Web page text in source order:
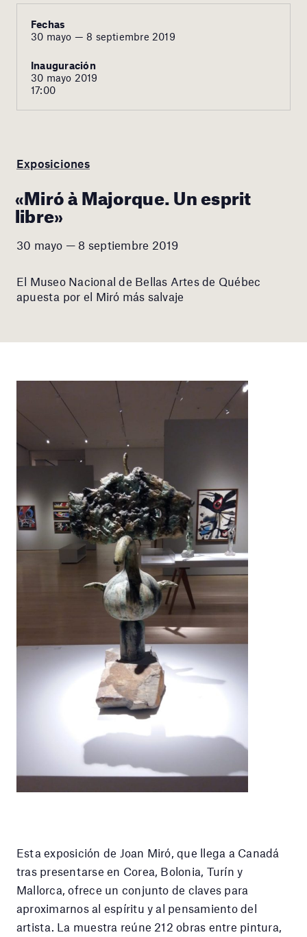
Fechas
30 mayo — 8 septiembre 2019
Inauguración
30 mayo 2019
17:00
Exposiciones
«Miró à Majorque. Un esprit
libre»
30 mayo — 8 septiembre 2019
El Museo Nacional de Bellas Artes de Québec
apuesta por el Miró más salvaje
Esta exposición de Joan Miró, que llega a Canadá
tras presentarse en Corea, Bolonia, Turín y
Mallorca, ofrece un conjunto de claves para
aproximarnos al espíritu y al pensamiento del
artista. La muestra reúne 212 obras entre pintura,